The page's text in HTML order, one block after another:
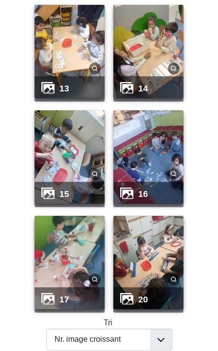
13 14
15 16
17 20
Tri